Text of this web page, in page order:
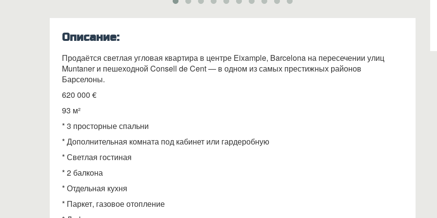
Описание:
Продаётся светлая угловая квартира в центре Eixample, Barcelona на пересечении улиц
Muntaner и пешеходной Consell de Cent — в одном из самых престижных районов
Барселоны.
620 000 €
93 м²
* 3 просторные спальни
* Дополнительная комната под кабинет или гардеробную
* Светлая гостиная
* 2 балкона
* Отдельная кухня
* Паркет, газовое отопление